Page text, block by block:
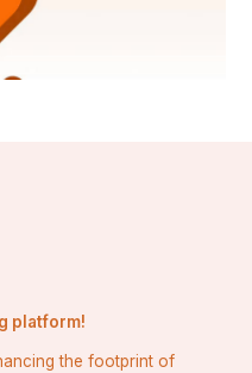
platform!
the footprint of